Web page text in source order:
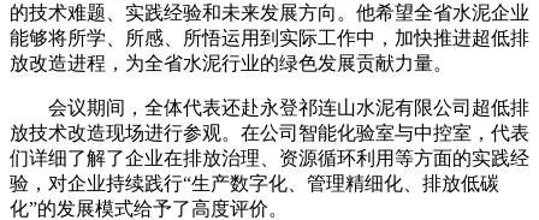
的技术难题、实践经验和未来发展方向。他希望全省水泥企业
能够将所学、所感、所悟运用到实际工作中，加快推进超低排
放改造进程，为全省水泥行业的绿色发展贡献力量。
会议期间，全体代表还赴永登祁连山水泥有限公司超低排
放技术改造现场进行参观。在公司智能化验室与中控室，代表
们详细了解了企业在排放治理、资源循环利用等方面的实践经
验，对企业持续践行“生产数字化、管理精细化、排放低碳
化”的发展模式给予了高度评价。